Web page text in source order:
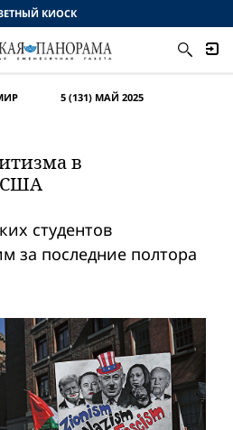
5 (131) МАЙ 2025
в
США
студентов
за последние полтора
КИОСК